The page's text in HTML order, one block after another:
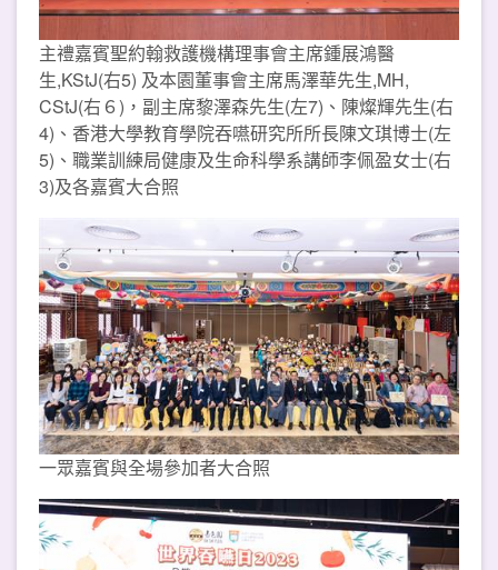
主禮嘉賓聖約翰救護機構理事會主席鍾展鴻醫
生,KStJ(右5) 及本園董事會主席馬澤華先生,MH,
CStJ(右６)，副主席黎澤森先生(左7)、陳燦輝先生(右
4)、香港大學教育學院吞嚥研究所所長陳文琪博士(左
5)、職業訓練局健康及生命科學系講師李佩盈女士(右
3)及各嘉賓大合照
一眾嘉賓與全場參加者大合照